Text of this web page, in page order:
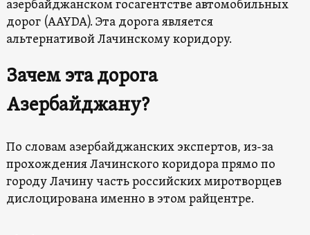
азербайджанском госагентстве автомобильных
дорог (AAYDA). Эта дорога является
альтернативой Лачинскому коридору.
Зачем эта дорога
Азербайджану?
По словам азербайджанских экспертов, из-за
прохождения Лачинского коридора прямо по
городу Лачину часть российских миротворцев
дислоцирована именно в этом райцентре.